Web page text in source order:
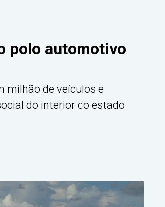
polo automotivo
milhão de veículos e
do interior do estado